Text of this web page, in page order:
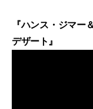
『ハンス・ジマー
デザート』